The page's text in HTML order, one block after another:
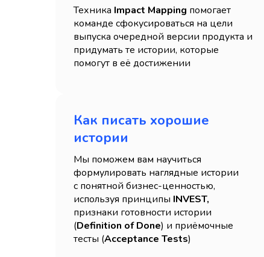
Техника Impact Mapping помогает
команде сфокусироваться на цели
выпуска очередной версии продукта и
придумать те истории, которые
помогут в её достижении
Как писать хорошие
истории
Мы поможем вам научиться
формулировать наглядные истории
с понятной бизнес-ценностью,
используя принципы INVEST,
признаки готовности истории
(Definition of Done) и приёмочные
тесты (Acceptance Tests)